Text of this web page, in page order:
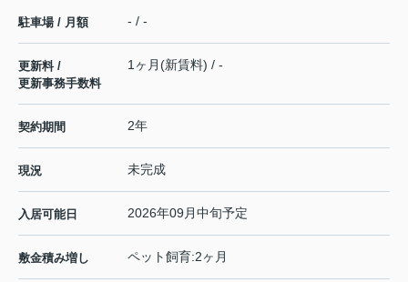
駐車場 / 月額 - / -
更新料 /
更新事務手数料
1ヶ月(新賃料) / -
契約期間 2年
現況 未完成
入居可能日 2026年09月中旬予定
敷金積み増し ペット飼育:2ヶ月